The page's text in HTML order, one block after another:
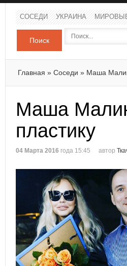
СОСЕДИ УКРАИНА
Поиск
Главная » Соседи » Маша
Маша
пластику
04 Марта 2016 года 15:45 автор